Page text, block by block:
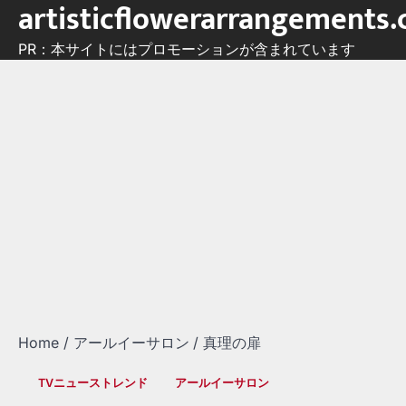
Skip
content
PR：本サイトにはプロモーションが含まれています
Home アールイーサロン 真理の扉
TVニューストレンド アールイーサロン